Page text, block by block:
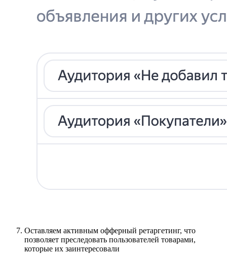
Оставляем активным офферный ретаргетинг, что
позволяет преследовать пользователей товарами,
которые их заинтересовали